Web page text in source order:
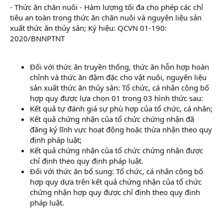
- Thức ăn chăn nuôi - Hàm lượng tối đa cho phép các chỉ
tiêu an toàn trong thức ăn chăn nuôi và nguyên liệu sản
xuất thức ăn thủy sản; Ký hiệu: QCVN 01-190:
2020/BNNPTNT
Đối với thức ăn truyền thống, thức ăn hỗn hợp hoàn
chỉnh và thức ăn đậm đặc cho vật nuôi, nguyên liệu
sản xuất thức ăn thủy sản: Tổ chức, cá nhân công bố
hợp quy được lựa chọn 01 trong 03 hình thức sau:
Kết quả tự đánh giá sự phù hợp của tổ chức, cá nhân;
Kết quả chứng nhận của tổ chức chứng nhận đã
đăng ký lĩnh vực hoạt động hoặc thừa nhận theo quy
định pháp luật;
Kết quả chứng nhận của tổ chức chứng nhận được
chỉ định theo quy định pháp luật.
Đối với thức ăn bổ sung: Tổ chức, cá nhân công bố
hợp quy dựa trên kết quả chứng nhận của tổ chức
chứng nhận hợp quy được chỉ định theo quy định
pháp luật.